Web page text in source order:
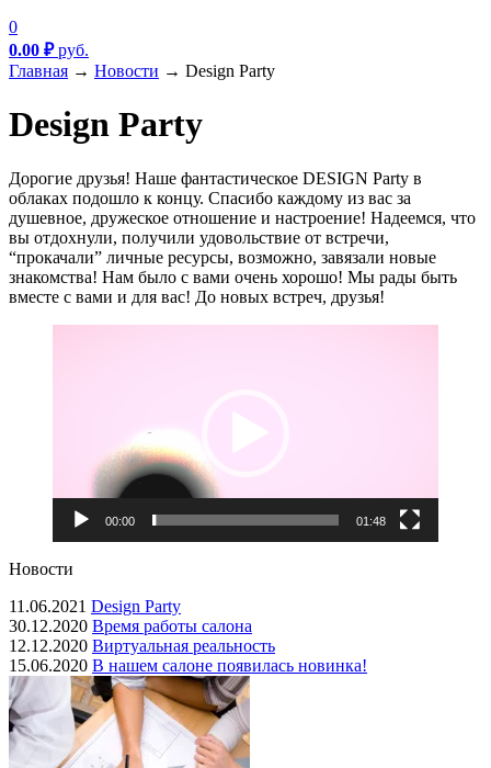
0
0.00 ₽руб.
Главная → Новости → Design Party
Design Party
Дорогие друзья! Наше фантастическое DESIGN Party в
облаках подошло к концу. Спасибо каждому из вас за
душевное, дружеское отношение и настроение! Надеемся, что
вы отдохнули, получили удовольствие от встречи,
“прокачали” личные ресурсы, возможно, завязали новые
знакомства! Нам было с вами очень хорошо! Мы рады быть
вместе с вами и для вас! До новых встреч, друзья!
00:00 01:48
Новости
11.06.2021 Design Party
30.12.2020 Время работы салона
12.12.2020 Виртуальная реальность
15.06.2020 В нашем салоне появилась новинка!